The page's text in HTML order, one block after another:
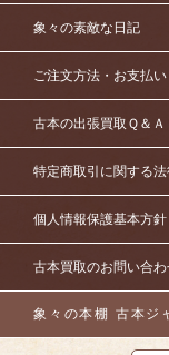
象々の素敵な日記
ご注文方法・お支払
古本の出張買取Ｑ＆Ａ
特定商取引に関する
個人情報保護基本方針
古本買取のお問い合
象々の本棚 古本ジ